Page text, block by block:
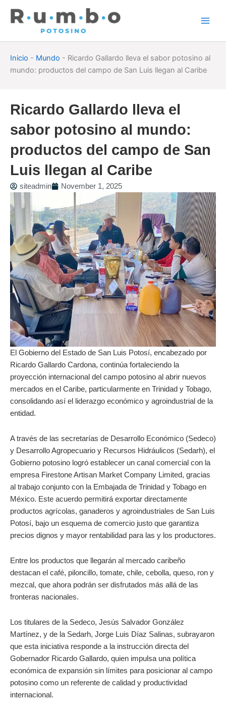
Inicio - Mundo - Ricardo Gallardo lleva el sabor potosino al
mundo: productos del campo de San Luis llegan al Caribe
Ricardo Gallardo lleva el
sabor potosino al mundo:
productos del campo de San
Luis llegan al Caribe
siteadmin November 1, 2025
El Gobierno del Estado de San Luis Potosí, encabezado por
Ricardo Gallardo Cardona, continúa fortaleciendo la
proyección internacional del campo potosino al abrir nuevos
mercados en el Caribe, particularmente en Trinidad y Tobago,
consolidando así el liderazgo económico y agroindustrial de la
entidad.
A través de las secretarías de Desarrollo Económico (Sedeco)
y Desarrollo Agropecuario y Recursos Hidráulicos (Sedarh), el
Gobierno potosino logró establecer un canal comercial con la
empresa Firestone Artisan Market Company Limited, gracias
al trabajo conjunto con la Embajada de Trinidad y Tobago en
México. Este acuerdo permitirá exportar directamente
productos agrícolas, ganaderos y agroindustriales de San Luis
Potosí, bajo un esquema de comercio justo que garantiza
precios dignos y mayor rentabilidad para las y los productores.
Entre los productos que llegarán al mercado caribeño
destacan el café, piloncillo, tomate, chile, cebolla, queso, ron y
mezcal, que ahora podrán ser disfrutados más allá de las
fronteras nacionales.
Los titulares de la Sedeco, Jesús Salvador González
Martínez, y de la Sedarh, Jorge Luis Díaz Salinas, subrayaron
que esta iniciativa responde a la instrucción directa del
Gobernador Ricardo Gallardo, quien impulsa una política
económica de expansión sin límites para posicionar al campo
potosino como un referente de calidad y productividad
internacional.